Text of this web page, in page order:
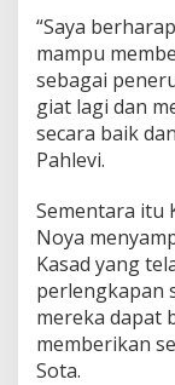
“Saya
mampu
sebagai
giat lagi dan
secara baik
Pahlevi.
Sementara itu
Noya
Kasad yang
perlengkapan
mereka dapat
memberikan
Sota.